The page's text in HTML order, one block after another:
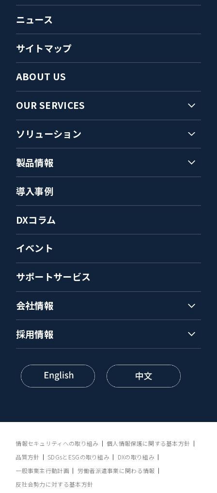
ABOUT US
OUR SERVICES
ニュース
サイトマップ
ソリューション
製品情報
導入事例
DXコラム
イベント
サポートサービス
会社情報
採用情報
情報セキュリティへの取り組み
個人情報保護に関する基本方針
品質方針
SDGsとESGの取り組み
DXの取り組み
一般事業主行動計画
労働者派遣事業に関わる情報
反社会勢力に対する基本方針